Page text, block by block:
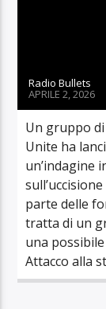
Radio Bullets
APRILE 2, 2026
Un gruppo
Unite ha
un’indagine
parte delle
tratta di un
una
Attacco alla